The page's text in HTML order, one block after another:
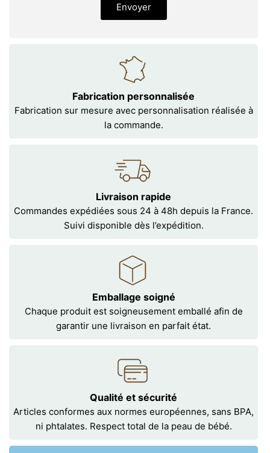
Envoyer
Fabrication personnalisée
Fabrication sur mesure avec personnalisation réalisée à
la commande.
Livraison rapide
Commandes expédiées sous 24 à 48h depuis la France.
Suivi disponible dès l’expédition.
Emballage soigné
Chaque produit est soigneusement emballé afin de
garantir une livraison en parfait état.
Qualité et sécurité
Articles conformes aux normes européennes, sans BPA,
ni phtalates. Respect total de la peau de bébé.